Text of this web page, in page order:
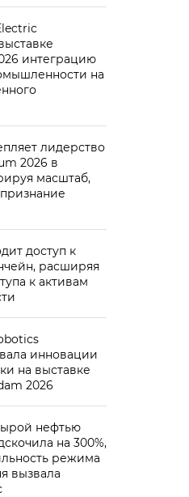
интеграцию
на
лидерство
2026 в
масштаб,
доступ к
расширяя
к активам
инновации
на выставке
2026
нефтью
на 300%,
режима
вызвала